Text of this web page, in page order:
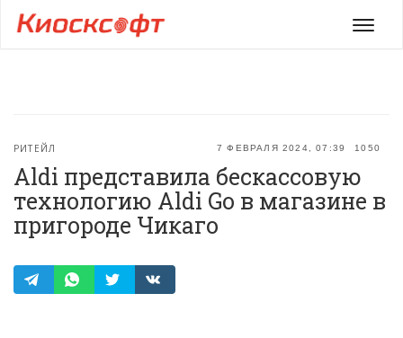
Меню
7 ФЕВРАЛЯ 2024, 07:39 1050
РИТЕЙЛ
Aldi представила бескассовую
технологию Aldi Go в магазине в
пригороде Чикаго